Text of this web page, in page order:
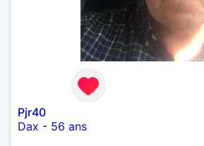
Pjr40
Dax - 56 ans